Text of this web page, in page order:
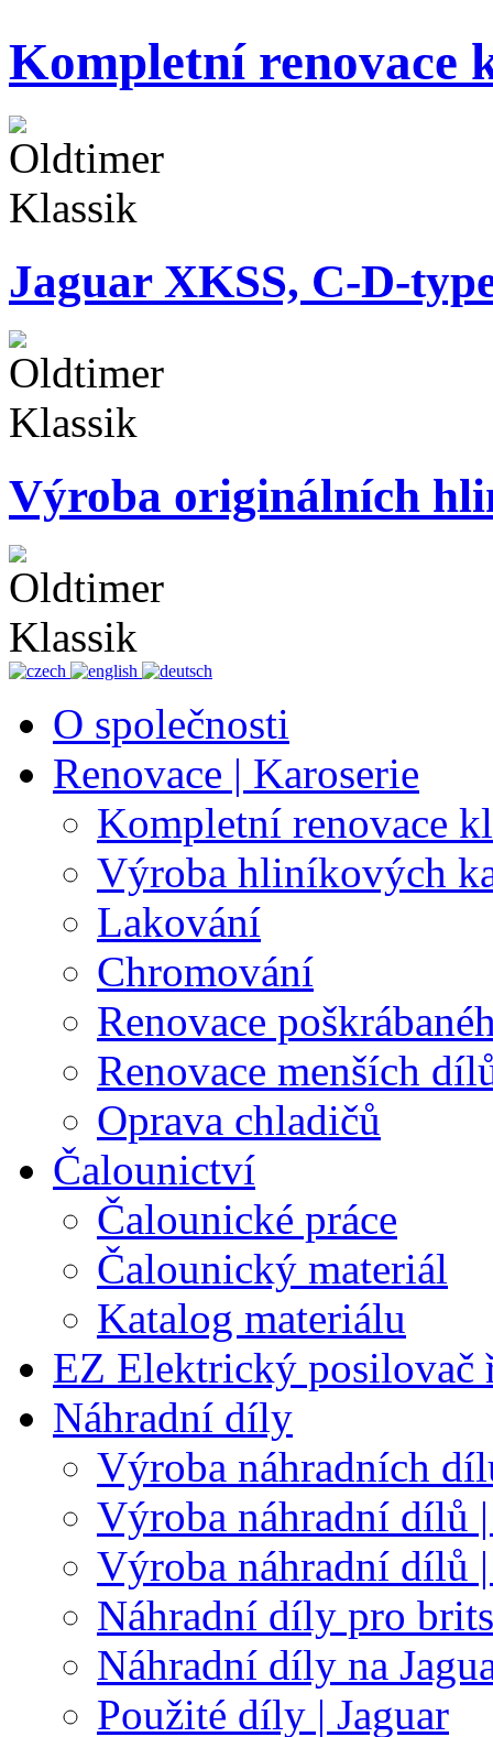
Kompletní renovace
Jaguar XKSS, C-D-
Výroba originálních
O společnosti
Renovace | Karoserie
Kompletní renovace
Výroba hliníkových
Lakování
Chromování
Renovace
Renovace menších
Oprava chladičů
Čalounictví
Čalounické práce
Čalounický materiál
Katalog materiálu
EZ Elektrický posilovač
Náhradní díly
Výroba náhradních
Výroba náhradní dílů |
Výroba náhradní dílů
Náhradní díly pro
Náhradní díly na
Použité díly | Jaguar